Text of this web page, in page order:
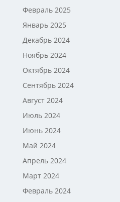
Февраль 2025
Январь 2025
Декабрь 2024
Ноябрь 2024
Октябрь 2024
Сентябрь 2024
Август 2024
Июль 2024
Июнь 2024
Май 2024
Апрель 2024
Март 2024
Февраль 2024